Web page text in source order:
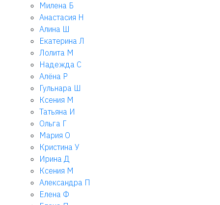
Милена Б
Анастасия Н
Алина Ш
Екатерина Л
Лолита М
Надежда С
Алёна Р
Гульнара Ш
Ксения М
Татьяна И
Ольга Г
Мария О
Кристина У
Ирина Д
Ксения М
Александра П
Елена Ф